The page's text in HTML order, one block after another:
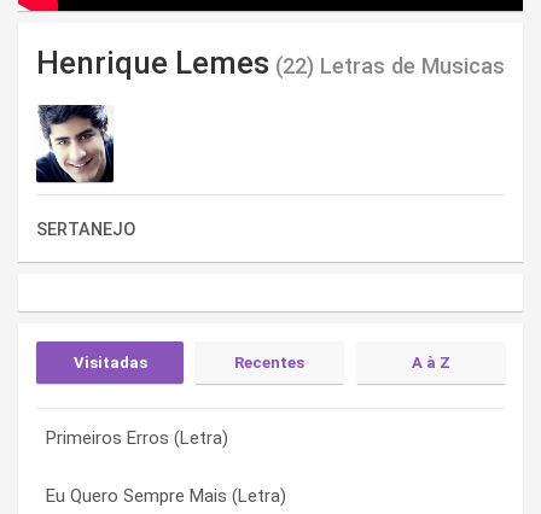
Henrique Lemes (22) Letras de Musicas
SERTANEJO
Visitadas Recentes A à Z
Primeiros Erros (Letra)
Eu Quero Sempre Mais (Letra)
Um Beijo (Letra)
Toda Vez (Letra)
Baixa o Facho (Letra)
Bichinho de Estimação (Letra)